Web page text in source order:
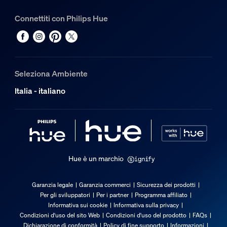
Connettiti con Philips Hue
Seleziona Ambiente
Italia - italiano
Hue è un marchio
Garanzia legale Garanzia commerci
Sicurezza dei prodotti
Per gli sviluppatori
Per i partner
Programma affiliato
Informativa sui cookie
Informativa sulla privacy
Condizioni d'uso del sito Web
Condizioni d'uso del prodotto
FAQs
Dichiarazione di conformità
Policy di fine supporto Informazioni